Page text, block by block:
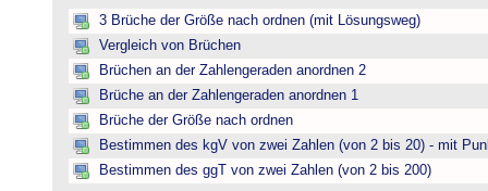
3 Brüche der Größe nach ordnen (mit Lösungsweg)
Vergleich von Brüchen
Brüchen an der Zahlengeraden anordnen 2
Brüche an der Zahlengeraden anordnen 1
Brüche der Größe nach ordnen
Bestimmen des kgV von zwei Zahlen (von 2 bis 20) - mit
Bestimmen des ggT von zwei Zahlen (von 2 bis 200)